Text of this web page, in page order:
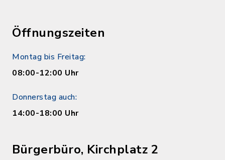
Öffnungszeiten
Montag bis Freitag:
08:00-12:00 Uhr
Donnerstag auch:
14:00-18:00 Uhr
Bürgerbüro, Kirchplatz 2